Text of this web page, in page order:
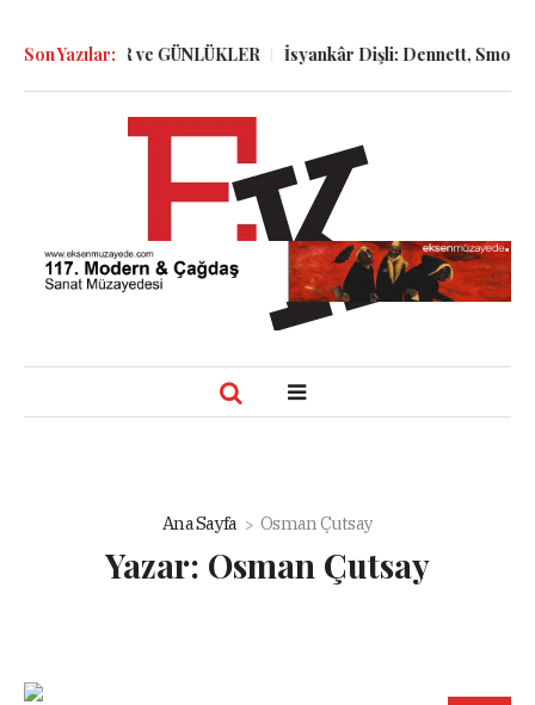
Son Yazılar:
GÖLGELER ve GÜNLÜKLER İsyankâr Dişli: Dennett, Smolin
Ana Sayfa Osman Çutsay
Yazar: Osman Çutsay